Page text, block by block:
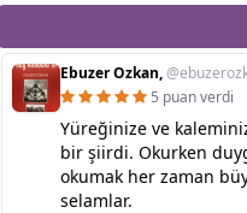
Ebuzer Ozkan,
5 puan verdi
Yüreğinize ve
bir şiirdi. Okurken
okumak her zaman
selamlar.